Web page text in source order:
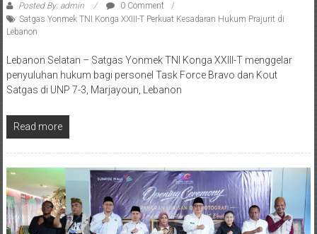
Posted By: admin
0 Comment
Satgas Yonmek TNI Konga XXIII-T Perkuat Kesadaran Hukum Prajurit di
Lebanon
Lebanon Selatan – Satgas Yonmek TNI Konga XXIII-T menggelar
penyuluhan hukum bagi personel Task Force Bravo dan Kout
Satgas di UNP 7-3, Marjayoun, Lebanon
Read more